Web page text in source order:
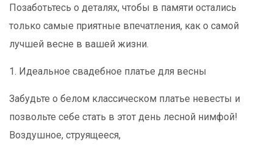
Позаботьтесь о деталях, чтобы в памяти остались
только самые приятные впечатления, как о самой
лучшей весне в вашей жизни.
1. Идеальное свадебное платье для весны
Забудьте о белом классическом платье невесты и
позвольте себе стать в этот день лесной нимфой!
Воздушное, струящееся,